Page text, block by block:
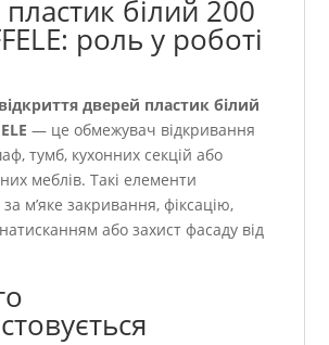
білий 200
роль у роботі
дверей пластик білий
— це обмежувач відкривання
тумб, кухонних секцій або
меблів. Такі елементи
м’яке закривання, фіксацію,
або захист фасаду від